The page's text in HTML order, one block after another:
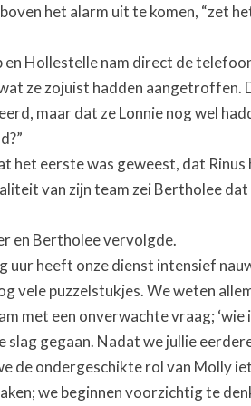
het alarm uit te komen, “zet
en Hollestelle nam direct de
ze zojuist hadden aangetroffen.
maar dat ze Lonnie nog wel
het eerste was geweest, dat Rinus
van zijn team zei Bertholee
en Bertholee vervolgde.
uur heeft onze dienst intensief
vele puzzelstukjes. We weten
met een onverwachte vraag;
slag gegaan. Nadat we jullie
de ondergeschikte rol van Molly
we beginnen voorzichtig te